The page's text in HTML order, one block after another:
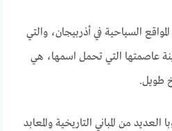
السياحية في أذربيجان، والتي
عاصمتها التي تحمل اسمها، هي
طويل.
من المباني التاريخية والمعابد